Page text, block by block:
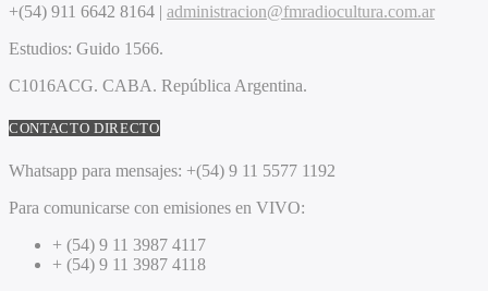
+(54) 911 6642 8164 | administracion@fmradiocultura.com.ar
Estudios: Guido 1566.
C1016ACG. CABA. República Argentina.
CONTACTO DIRECTO
Whatsapp para mensajes: +(54) 9 11 5577 1192
Para comunicarse con emisiones en VIVO:
+ (54) 9 11 3987 4117
+ (54) 9 11 3987 4118